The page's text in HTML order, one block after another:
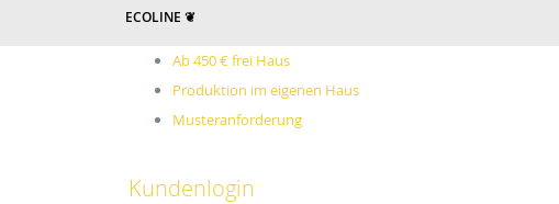
ECOLINE ❦
Ab 450 € frei Haus
Produktion im eigenen Haus
Musteranforderung
Kundenlogin